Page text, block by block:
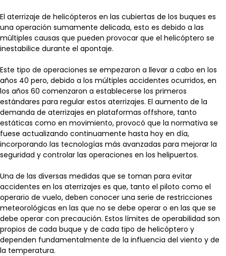
El aterrizaje de helicópteros en las cubiertas de los buques es
una operación sumamente delicada, esto es debido a las
múltiples causas que pueden provocar que el helicóptero se
inestabilice durante el apontaje.
Este tipo de operaciones se empezaron a llevar a cabo en los
años 40 pero, debido a los múltiples accidentes ocurridos, en
los años 60 comenzaron a establecerse los primeros
estándares para regular estos aterrizajes. El aumento de la
demanda de aterrizajes en plataformas offshore, tanto
estáticas como en movimiento, provocó que la normativa se
fuese actualizando continuamente hasta hoy en día,
incorporando las tecnologías más avanzadas para mejorar la
seguridad y controlar las operaciones en los helipuertos.
Una de las diversas medidas que se toman para evitar
accidentes en los aterrizajes es que, tanto el piloto como el
operario de vuelo, deben conocer una serie de restricciones
meteorológicas en las que no se debe operar o en las que se
debe operar con precaución. Estos límites de operabilidad son
propios de cada buque y de cada tipo de helicóptero y
dependen fundamentalmente de la influencia del viento y de
la temperatura.